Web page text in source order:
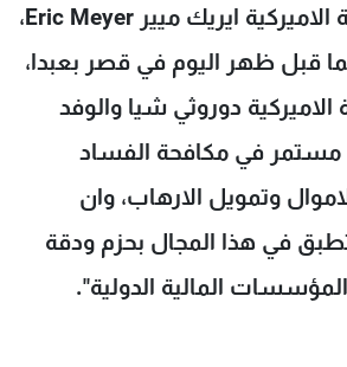
مساعد وزير الخزانة الاميركية ايريك ميير Eric Meyer،
قبل ظهر اليوم في قصر بعبدا،
دوروثي شيا والوفد
مستمر في مكافحة الفساد
وتمويل الارهاب، وان
تطبق في هذا المجال بحزم ودقة
المالية الدولية".
سياسة الخصوصية